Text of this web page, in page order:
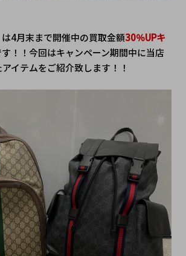
は4月末まで開催中の買取金額30％UPキ
！！今回はキャンペーン期間中に当店
イテムをご紹介致します！！